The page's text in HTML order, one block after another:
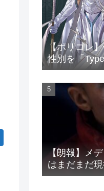
【ポリコレ
性別を「
しまう…
【朗報】メ
はまだまだ現